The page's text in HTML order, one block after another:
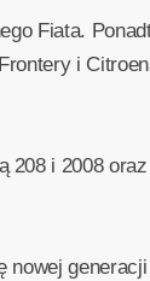
Fiata.
i
208 i 2008 oraz
nowej generacji